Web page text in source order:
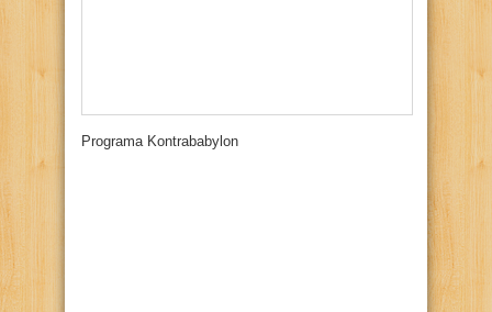
Programa Kontrababylon